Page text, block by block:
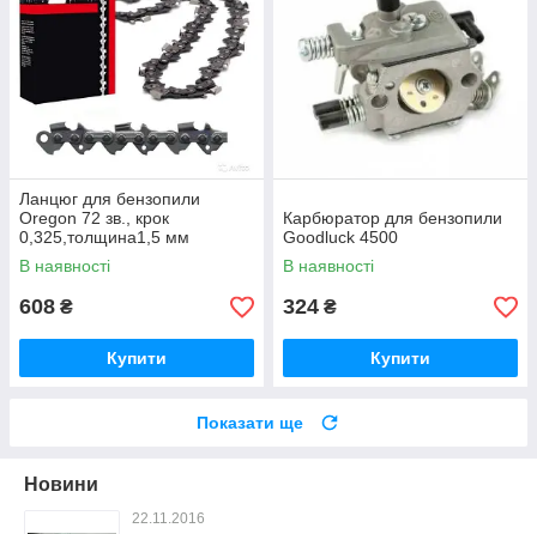
Ланцюг для бензопили
Oregon 72 зв., крок
0,325,толщина1,5 мм
оригінал (супер якість)
В наявності
608 ₴
Купити
Карбюратор для бензопили
Goodluck 4500
В наявності
324 ₴
Купити
Показати ще
Новини
22.11.2016